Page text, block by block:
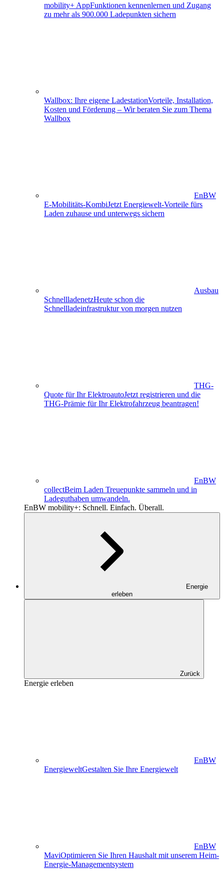
mobility+ AppFunktionen kennenlernen und Zugang
zu mehr als 900.000 Ladepunkten sichern
Wallbox: Ihre eigene LadestationVorteile, Installation,
Kosten und Förderung – Wir beraten Sie zum Thema
Wallbox
EnBW
E-Mobilitäts-KombiJetzt Energiewelt-Vorteile fürs
Laden zuhause und unterwegs sichern
Ausbau
SchnellladenetzHeute schon die
Schnellladeinfrastruktur von morgen nutzen
THG-
Quote für Ihr ElektroautoJetzt registrieren und die
THG-Prämie für Ihr Elektro­fahrzeug beantragen!
EnBW
collectBeim Laden Treuepunkte sammeln und in
Ladeguthaben umwandeln.
EnBW mobility+: Schnell. Einfach. Überall.
Energie
erleben
Zurück
Energie erleben
EnBW
EnergieweltGestalten Sie Ihre Energiewelt
EnBW
MaviOptimieren Sie Ihren Haushalt mit unserem Heim-
Energie-Managementsystem